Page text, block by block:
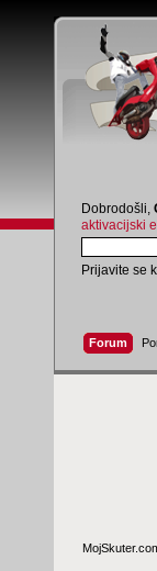
Dobrodošli,
aktivacijski
Prijavite se
Forum